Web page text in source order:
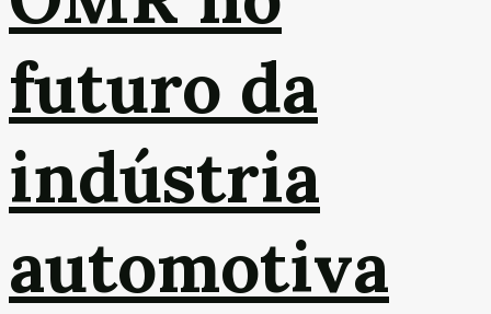
futuro da
indústria
automotiva